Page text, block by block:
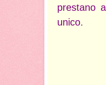
prestano
unico.